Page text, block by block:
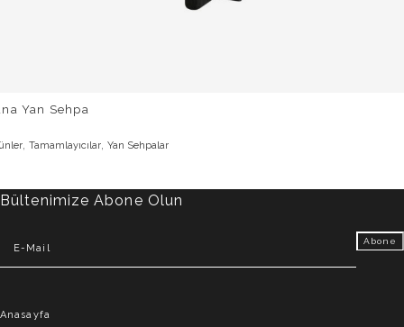
Yan Sehpa
Tamamlayıcılar Yan Sehpalar
Bültenimize Abone Olun
Anasayfa